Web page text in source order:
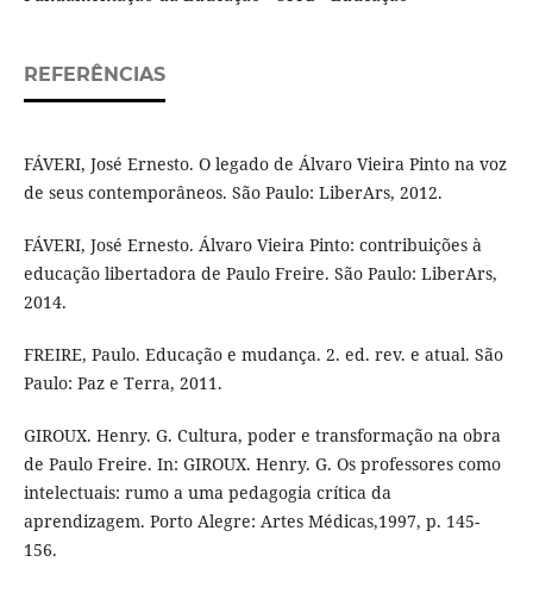
REFERÊNCIAS
FÁVERI, José Ernesto. O legado de Álvaro Vieira Pinto na voz
de seus contemporâneos. São Paulo: LiberArs, 2012.
FÁVERI, José Ernesto. Álvaro Vieira Pinto: contribuições à
educação libertadora de Paulo Freire. São Paulo: LiberArs,
2014.
FREIRE, Paulo. Educação e mudança. 2. ed. rev. e atual. São
Paulo: Paz e Terra, 2011.
GIROUX. Henry. G. Cultura, poder e transformação na obra
de Paulo Freire. In: GIROUX. Henry. G. Os professores como
intelectuais: rumo a uma pedagogia crítica da
aprendizagem. Porto Alegre: Artes Médicas,1997, p. 145-
156.